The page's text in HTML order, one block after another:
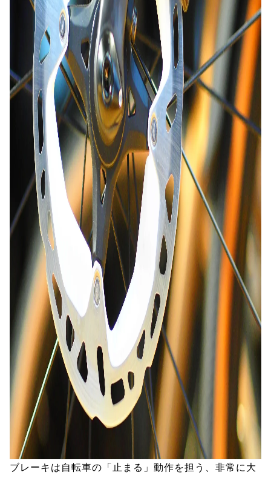
ブレーキは自転車の「止まる」動作を担う、非常に大